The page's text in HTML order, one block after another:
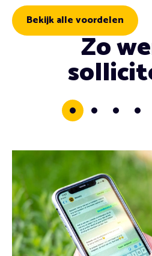
Bekijk alle voordelen
Zo